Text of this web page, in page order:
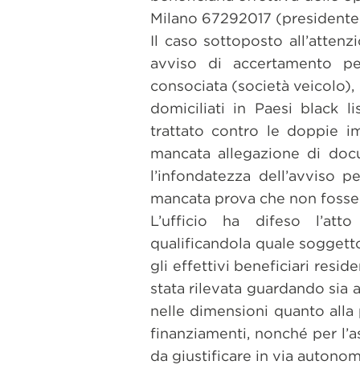
Milano 67292017
Il caso sottoposto
avviso di accertamento
consociata (società
domiciliati in Paesi black
trattato contro le doppie
mancata allegazione di
l’infondatezza dell’avviso
mancata prova che non
L’ufficio ha difeso l’atto
qualificandola quale
gli effettivi beneficiari
stata rilevata guardando sia
nelle dimensioni quanto alla
finanziamenti, nonché per
da giustificare in via